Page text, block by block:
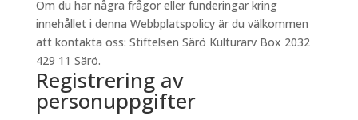
Om du har några frågor eller funderingar kring
innehållet i denna Webbplatspolicy är du välkommen
att kontakta oss: Stiftelsen Särö Kulturarv Box 2032
429 11 Särö.
Registrering av
personuppgifter